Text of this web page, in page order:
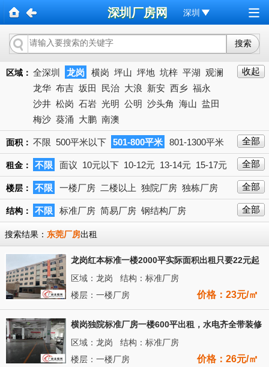
深圳厂房网 深圳
下拉
区域： 全深圳 龙岗 横岗 坪山 坪地 坑梓 平湖 观澜
龙华 布吉 坂田 民治 大浪 新安 西乡 福永
沙井 松岗 石岩 光明 公明 沙头角 海山 盐田
梅沙 葵涌 大鹏 南澳
收起
面积： 不限 500平米以下 501-800平米
801-1300平米
1301-2000平米
5001-10000平米
全部
租金： 不限 面议 10元以下 10-12元 13-14元 15-17元
18-20元
36-40元
全部
楼层： 不限 一楼厂房 二楼以上 独院厂房 独栋厂房 全部
结构： 不限 标准厂房 简易厂房 钢结构厂房 全部
搜索结果： 东莞厂房出租
龙岗红本标准一楼2000平实际面积出租只要22元起
区域：龙岗 结构：标准厂房
楼层：一楼厂房
价格：23元/㎡
横岗独院标准厂房一楼600平出租，水电齐全带装修
区域：龙岗 结构：标准厂房
楼层：一楼厂房
价格：26元/㎡